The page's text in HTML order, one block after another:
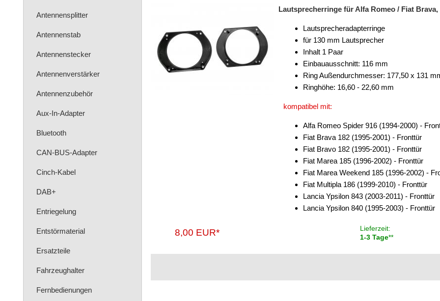
Antennensplitter
Antennenstab
Antennenstecker
Antennenverstärker
Antennenzubehör
Aux-In-Adapter
Bluetooth
CAN-BUS-Adapter
Cinch-Kabel
DAB+
Entriegelung
Entstörmaterial
Ersatzteile
Fahrzeughalter
Fernbedienungen
Lautsprecherringe für Alfa Romeo / Fiat
Lautsprecheradapterringe
für 130 mm Lautsprecher
Inhalt 1 Paar
Einbauausschnitt: 116 mm
Ring Außendurchmesser: 177,50 x 131
Ringhöhe: 16,60 - 22,60 mm
kompatibel mit:
Alfa Romeo Spider 916 (1994-2000) -
Fiat Brava 182 (1995-2001) - Fronttür
Fiat Bravo 182 (1995-2001) - Fronttür
Fiat Marea 185 (1996-2002) - Fronttür
Fiat Marea Weekend 185 (1996-2002) -
Fiat Multipla 186 (1999-2010) - Fronttür
Lancia Ypsilon 843 (2003-2011) - Fronttür
Lancia Ypsilon 840 (1995-2003) - Fronttür
8,00 EUR*
Lieferzeit:
1-3 Tage**